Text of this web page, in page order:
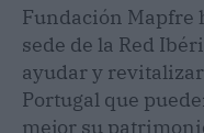
Fundación Mapfre
sede de la Red
ayudar y
Portugal que
mejor su